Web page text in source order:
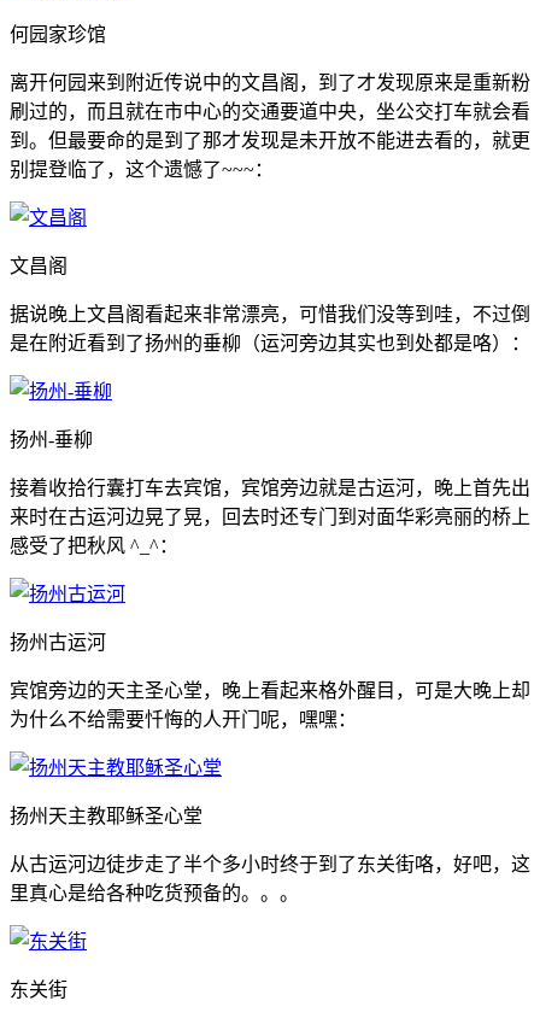
何园家珍馆
离开何园来到附近传说中的文昌阁，到了才发现原来是重新粉
刷过的，而且就在市中心的交通要道中央，坐公交打车就会看
到。但最要命的是到了那才发现是未开放不能进去看的，就更
别提登临了，这个遗憾了~~~：
文昌阁
据说晚上文昌阁看起来非常漂亮，可惜我们没等到哇，不过倒
是在附近看到了扬州的垂柳（运河旁边其实也到处都是咯）：
扬州-垂柳
接着收拾行囊打车去宾馆，宾馆旁边就是古运河，晚上首先出
来时在古运河边晃了晃，回去时还专门到对面华彩亮丽的桥上
感受了把秋风 ^_^：
扬州古运河
宾馆旁边的天主圣心堂，晚上看起来格外醒目，可是大晚上却
为什么不给需要忏悔的人开门呢，嘿嘿：
扬州天主教耶稣圣心堂
从古运河边徒步走了半个多小时终于到了东关街咯，好吧，这
里真心是给各种吃货预备的。。。
东关街